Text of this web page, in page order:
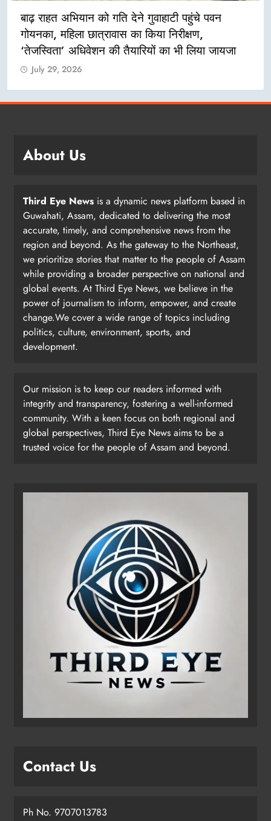
बाढ़ राहत अभियान को गति देने गुवाहाटी पहुंचे पवन
गोयनका, महिला छात्रावास का किया निरीक्षण,
‘तेजस्विता’ अधिवेशन की तैयारियों का भी लिया जायजा
July 29, 2026
About Us
Third Eye News is a dynamic news platform based in
Guwahati, Assam, dedicated to delivering the most
accurate, timely, and comprehensive news from the
region and beyond. As the gateway to the Northeast,
we prioritize stories that matter to the people of Assam
while providing a broader perspective on national and
global events. At Third Eye News, we believe in the
power of journalism to inform, empower, and create
change.We cover a wide range of topics including
politics, culture, environment, sports, and
development.
Our mission is to keep our readers informed with
integrity and transparency, fostering a well-informed
community. With a keen focus on both regional and
global perspectives, Third Eye News aims to be a
trusted voice for the people of Assam and beyond.
Contact Us
Ph No. 9707013783